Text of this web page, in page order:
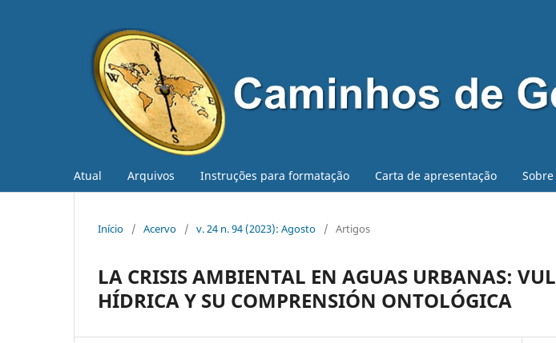
Atual Arquivos Instruções para formatação Carta de apresentação Sobre
Início / Acervo / v. 24 n. 94 (2023): Agosto / Artigos
LA CRISIS AMBIENTAL EN AGUAS URBANAS:
HÍDRICA Y SU COMPRENSIÓN ONTOLÓGICA